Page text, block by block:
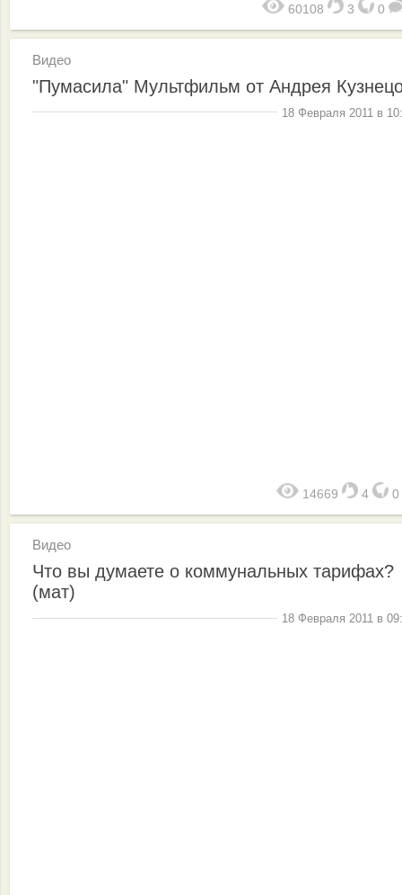
60108 3 0
Видео
"Пумасила" Мультфильм от Андрея
18 Февраля 2011 в
14669 4 0
Видео
Что вы думаете о коммунальных тарифах?
(мат)
18 Февраля 2011 в